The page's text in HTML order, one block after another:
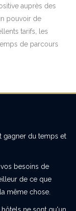
auprès des
pouvoir de
tarifs, les
de parcours
gagner du temps et
besoins de
de ce que
même chose.
hôtels ne sont qu'un